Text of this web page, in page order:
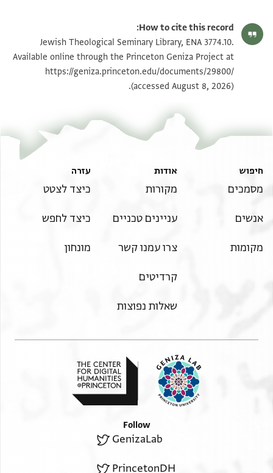
ENA 3774.10 verso הגדל וסובב
תנאי היתר שימוש בתצלום
How to cite this record:
Jewish Theological Seminary Library, ENA 3774.10.
Available online through the Princeton Geniza Project at
https://geniza.princeton.edu/documents/29800/
(accessed August 8, 2026).
חיפוש
מסמכים
אנשים
מקומות
אודות
מקורות
עניינים טכניים
צרו עמנו קשר
קרדיטים
שאלות נפוצות
עזרה
כיצד לצטט
כיצד לחפש
מונחון
Follow
GenizaLab
PrincetonDH